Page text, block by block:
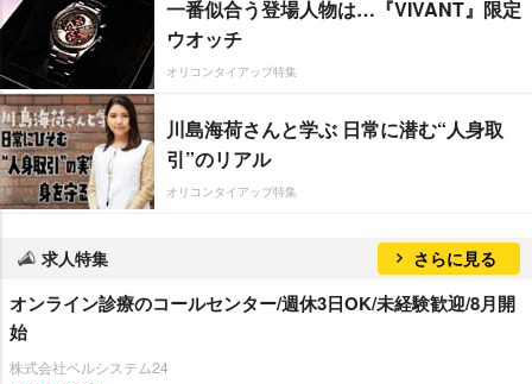
一番似合う登場人物は…『VIVANT』限定
ウオッチ
オリコンタイアップ特集
川島海荷さんと学ぶ 日常に潜む“人身取
引”のリアル
オリコンタイアップ特集
求人特集 さらに見る
オンライン診療のコールセンター/週休3日OK/未経験歓迎/8月開
始
株式会社ベルシステム24